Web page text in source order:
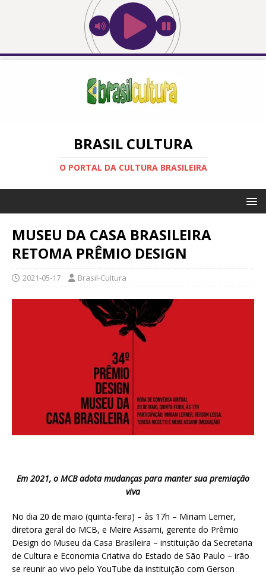
BRASIL CULTURA
O PORTAL DA CULTURA BRASILEIRA
MUSEU DA CASA BRASILEIRA
RETOMA PRÊMIO DESIGN
2021-05-17 Brasil-Cultura
Em 2021, o MCB adota mudanças para manter sua premiação
viva
No dia 20 de maio (quinta-feira) – às 17h – Miriam Lerner,
diretora geral do MCB, e Meire Assami, gerente do Prêmio
Design do Museu da Casa Brasileira – instituição da Secretaria
de Cultura e Economia Criativa do Estado de São Paulo – irão
se reunir ao vivo pelo YouTube da instituição com Gerson